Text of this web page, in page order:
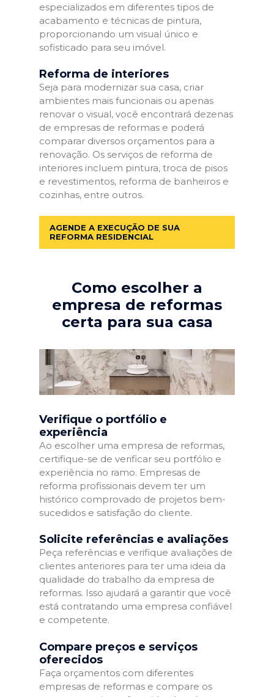
especializados em diferentes tipos de
acabamento e técnicas de pintura,
proporcionando um visual único e
sofisticado para seu imóvel.
Reforma de interiores
Seja para modernizar sua casa, criar
ambientes mais funcionais ou apenas
renovar o visual, você encontrará dezenas
de empresas de reformas e poderá
comparar diversos orçamentos para a
renovação. Os serviços de reforma de
interiores incluem pintura, troca de pisos
e revestimentos, reforma de banheiros e
cozinhas, entre outros.
AGENDE A EXECUÇÃO DE SUA
REFORMA RESIDENCIAL
Como escolher a
empresa de reformas
certa para sua casa
Verifique o portfólio e
experiência
Ao escolher uma empresa de reformas,
certifique-se de verificar seu portfólio e
experiência no ramo. Empresas de
reforma profissionais devem ter um
histórico comprovado de projetos bem-
sucedidos e satisfação do cliente.
Solicite referências e avaliações
Peça referências e verifique avaliações de
clientes anteriores para ter uma ideia da
qualidade do trabalho da empresa de
reformas. Isso ajudará a garantir que você
está contratando uma empresa confiável
e competente.
Compare preços e serviços
oferecidos
Faça orçamentos com diferentes
empresas de reformas e compare os